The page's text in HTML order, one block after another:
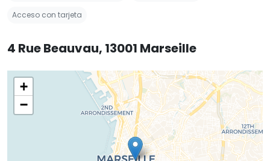
Acceso con tarjeta
4 Rue Beauvau, 13001 Marseille
+
−